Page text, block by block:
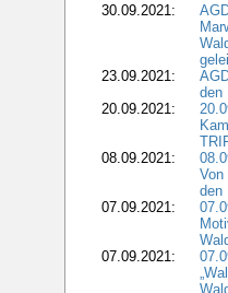
30.09.2021:
23.09.2021:
den
20.09.2021:
08.09.2021:
den
07.09.2021:
07.09.2021: